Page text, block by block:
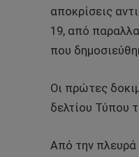
αποκρίσεις
19, από
που
Οι πρώτες
δελτίου Τύπου
Από την πλευρά